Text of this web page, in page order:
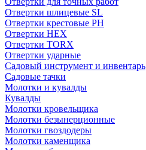
Отвертки шлицевые SL
Отвертки крестовые PH
Отвертки HEX
Отвертки TORX
Отвертки ударные
Садовый инструмент и инвентарь
Садовые тачки
Молотки и кувалды
Кувалды
Молотки кровельщика
Молотки безынерционные
Молотки гвоздодеры
Молотки каменщика